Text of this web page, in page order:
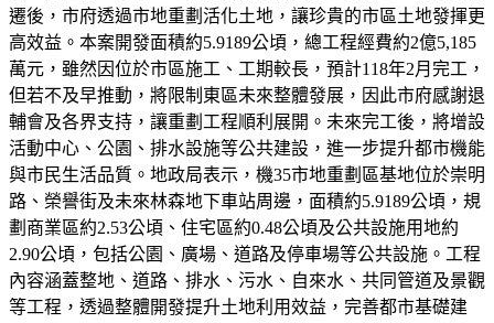
遷後，市府透過市地重劃活化土地，讓珍貴的市區土地發揮更
高效益。本案開發面積約5.9189公頃，總工程經費約2億5,185
萬元，雖然因位於市區施工、工期較長，預計118年2月完工，
但若不及早推動，將限制東區未來整體發展，因此市府感謝退
輔會及各界支持，讓重劃工程順利展開。未來完工後，將增設
活動中心、公園、排水設施等公共建設，進一步提升都市機能
與市民生活品質。地政局表示，機35市地重劃區基地位於崇明
路、榮譽街及未來林森地下車站周邊，面積約5.9189公頃，規
劃商業區約2.53公頃、住宅區約0.48公頃及公共設施用地約
2.90公頃，包括公園、廣場、道路及停車場等公共設施。工程
內容涵蓋整地、道路、排水、污水、自來水、共同管道及景觀
等工程，透過整體開發提升土地利用效益，完善都市基礎建